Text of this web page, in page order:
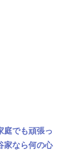
庭でも頑張っ
家なら何の心